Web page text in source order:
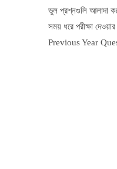
ভুল প্রশ্নগুলি আলাদা
সময় ধরে পরীক্ষা
Previous Year